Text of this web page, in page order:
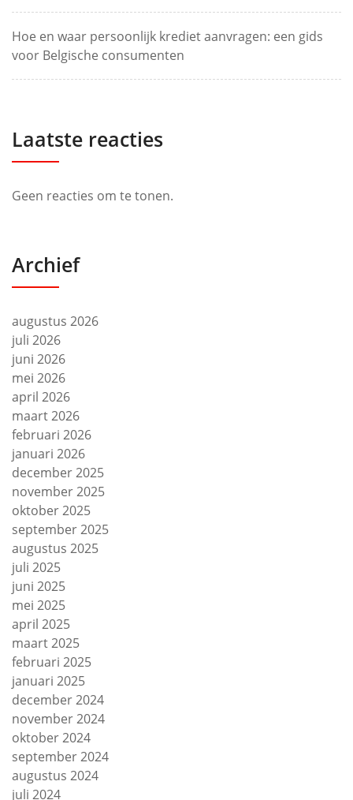
Hoe en waar persoonlijk krediet aanvragen: een gids
voor Belgische consumenten
Laatste reacties
Geen reacties om te tonen.
Archief
augustus 2026
juli 2026
juni 2026
mei 2026
april 2026
maart 2026
februari 2026
januari 2026
december 2025
november 2025
oktober 2025
september 2025
augustus 2025
juli 2025
juni 2025
mei 2025
april 2025
maart 2025
februari 2025
januari 2025
december 2024
november 2024
oktober 2024
september 2024
augustus 2024
juli 2024